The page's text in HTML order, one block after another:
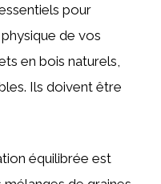
pour
de vos
en bois naturels,
Ils doivent être
équilibrée est